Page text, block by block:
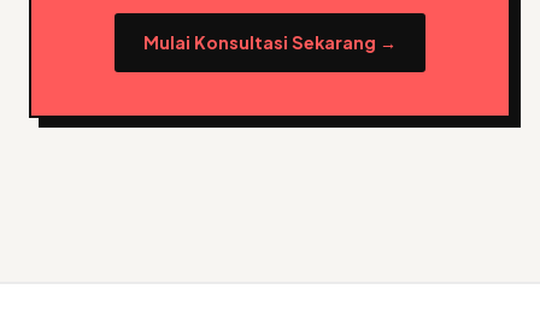
Mulai Konsultasi Sekarang →